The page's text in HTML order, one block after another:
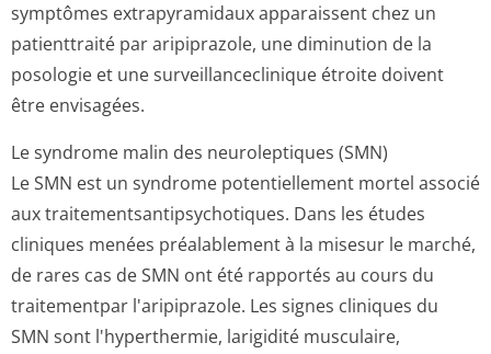
symptômes extrapyramidaux apparaissent chez un
patienttraité par aripiprazole, une diminution de la
posologie et une surveillancecli­nique étroite doivent
être envisagées.
Le syndrome malin des neuroleptiques (SMN)
Le SMN est un syndrome potentiellement mortel associé
aux traitementsan­tipsychotiques. Dans les études
cliniques menées préalablement à la misesur le marché,
de rares cas de SMN ont été rapportés au cours du
traitementpar l'aripiprazole. Les signes cliniques du
SMN sont l'hyperthermie, larigidité musculaire,